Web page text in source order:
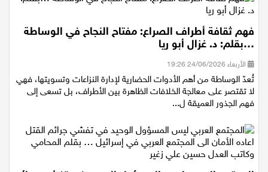
فهم ثقافة أطراف الصراع: مفتاح النجاح في الوساطة
…بقلم: د. غزال أبو ريا
الأربعاء 24/06/2026 19:26
تُعدّ الوساطة من أهم الأدوات الحضارية لإدارة النزاعات وتسويتها، فهي
لا تقتصر على معالجة الخلافات الظاهرة بين الأطراف، بل تسعى إلى
فهم الجذور العميقة ل...